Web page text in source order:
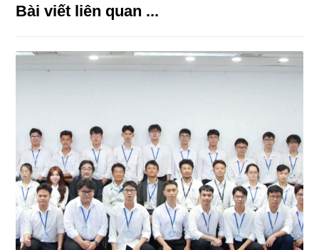
Bài viết liên quan ...